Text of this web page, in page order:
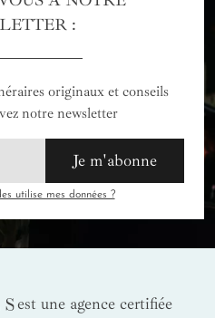
:
originaux et conseils
notre newsletter
Je m'abonne
utilise mes données ?
est une agence certifiée